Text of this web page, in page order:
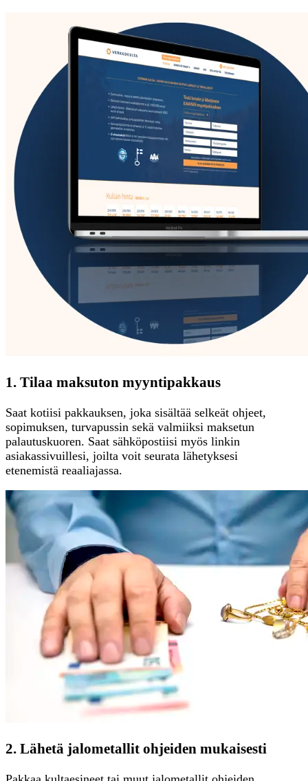
1. Tilaa maksuton myyntipakkaus
Saat kotiisi pakkauksen, joka sisältää selkeät ohjeet,
sopimuksen, turvapussin sekä valmiiksi maksetun
palautuskuoren. Saat sähköpostiisi myös linkin
asiakassivuillesi, joilta voit seurata lähetyksesi
etenemistä reaaliajassa.
2. Lähetä jalometallit ohjeiden mukaisesti